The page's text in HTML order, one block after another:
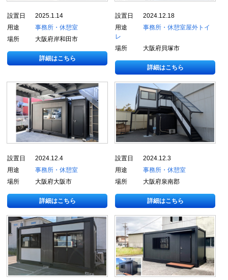
設置日
2025.1.14
用途
事務所・休憩室
場所
大阪府岸和田市
詳細はこちら
設置日
2024.12.18
用途
事務所・休憩室屋外トイ
レ
場所
大阪府貝塚市
詳細はこちら
設置日
2024.12.4
用途
事務所・休憩室
場所
大阪府大阪市
詳細はこちら
設置日
2024.12.3
用途
事務所・休憩室
場所
大阪府泉南郡
詳細はこちら